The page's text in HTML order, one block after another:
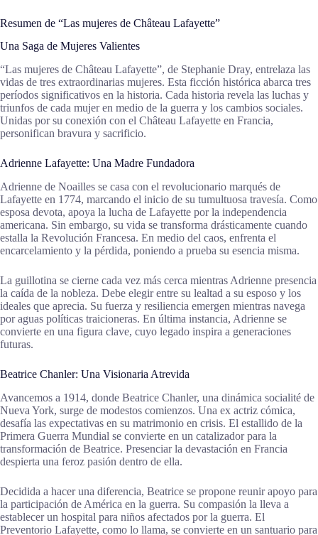
Resumen de “Las mujeres de Château Lafayette”
Una Saga de Mujeres Valientes
“Las mujeres de Château Lafayette”, de Stephanie Dray, entrelaza las
vidas de tres extraordinarias mujeres. Esta ficción histórica abarca tres
períodos significativos en la historia. Cada historia revela las luchas y
triunfos de cada mujer en medio de la guerra y los cambios sociales.
Unidas por su conexión con el Château Lafayette en Francia,
personifican bravura y sacrificio.
Adrienne Lafayette: Una Madre Fundadora
Adrienne de Noailles se casa con el revolucionario marqués de
Lafayette en 1774, marcando el inicio de su tumultuosa travesía. Como
esposa devota, apoya la lucha de Lafayette por la independencia
americana. Sin embargo, su vida se transforma drásticamente cuando
estalla la Revolución Francesa. En medio del caos, enfrenta el
encarcelamiento y la pérdida, poniendo a prueba su esencia misma.
La guillotina se cierne cada vez más cerca mientras Adrienne presencia
la caída de la nobleza. Debe elegir entre su lealtad a su esposo y los
ideales que aprecia. Su fuerza y resiliencia emergen mientras navega
por aguas políticas traicioneras. En última instancia, Adrienne se
convierte en una figura clave, cuyo legado inspira a generaciones
futuras.
Beatrice Chanler: Una Visionaria Atrevida
Avancemos a 1914, donde Beatrice Chanler, una dinámica socialité de
Nueva York, surge de modestos comienzos. Una ex actriz cómica,
desafía las expectativas en su matrimonio en crisis. El estallido de la
Primera Guerra Mundial se convierte en un catalizador para la
transformación de Beatrice. Presenciar la devastación en Francia
despierta una feroz pasión dentro de ella.
Decidida a hacer una diferencia, Beatrice se propone reunir apoyo para
la participación de América en la guerra. Su compasión la lleva a
establecer un hospital para niños afectados por la guerra. El
Preventorio Lafayette, como lo llama, se convierte en un santuario para